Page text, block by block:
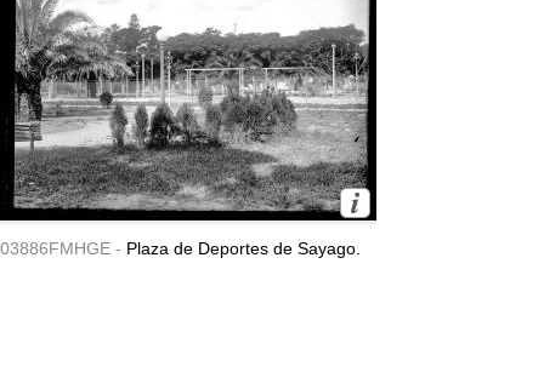
03886FMHGE - Plaza de Deportes de Sayago.